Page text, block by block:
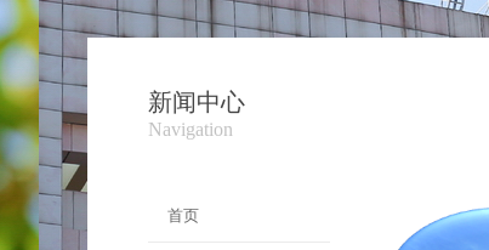
新闻中心
Navigation
首页